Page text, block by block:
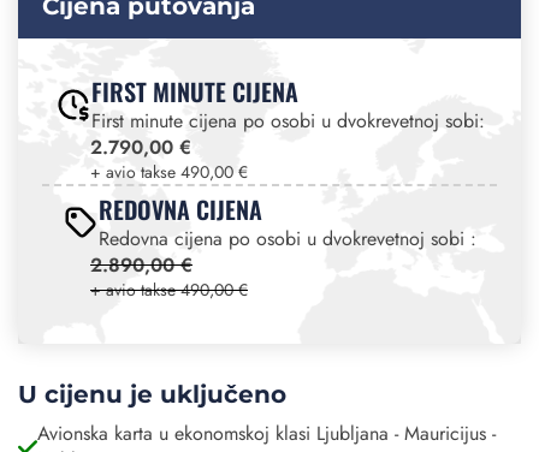
FIRST MINUTE CIJENA
First minute cijena po osobi u dvokrevetnoj sobi:
2.790,00 €
+ avio takse 490,00 €
REDOVNA CIJENA
Redovna cijena po osobi u dvokrevetnoj sobi :
2.890,00 €
+ avio takse 490,00 €
U cijenu je uključeno
Avionska karta u ekonomskoj klasi Ljubljana - Mauricijus -